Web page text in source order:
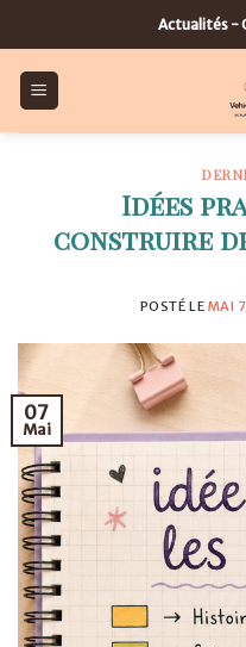
to
content
Actualités -
Idées
construire
POSTÉ LE MAI
07
Mai